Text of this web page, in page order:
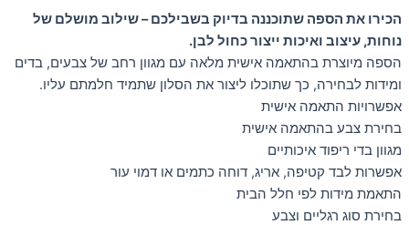
הכירו את הספה שתוכננה בדיוק בשבילכם – שילוב מושלם של
נוחות, עיצוב ואיכות ייצור כחול לבן.
הספה מיוצרת בהתאמה אישית מלאה עם מגוון רחב של צבעים, בדים
ומידות לבחירה, כך שתוכלו ליצור את הסלון שתמיד חלמתם עליו.
אפשרויות התאמה אישית
בחירת צבע בהתאמה אישית
מגוון בדי ריפוד איכותיים
אפשרות לבד קטיפה, אריג, דוחה כתמים או דמוי עור
התאמת מידות לפי חלל הבית
בחירת סוג רגליים וצבע